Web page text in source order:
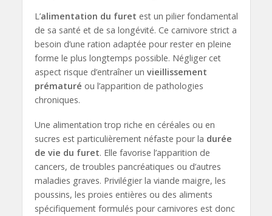
L’alimentation du furet est un pilier fondamental
de sa santé et de sa longévité. Ce carnivore strict a
besoin d’une ration adaptée pour rester en pleine
forme le plus longtemps possible. Négliger cet
aspect risque d’entraîner un vieillissement
prématuré ou l’apparition de pathologies
chroniques.
Une alimentation trop riche en céréales ou en
sucres est particulièrement néfaste pour la durée
de vie du furet. Elle favorise l’apparition de
cancers, de troubles pancréatiques ou d’autres
maladies graves. Privilégier la viande maigre, les
poussins, les proies entières ou des aliments
spécifiquement formulés pour carnivores est donc